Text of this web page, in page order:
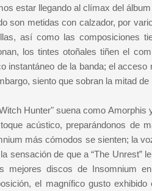
estar llegando al clímax del
son metidas con calzador, por
así como las composiciones
los tintes otoñales tiñen el
instantáneo de la banda; el acceso
siento que sobran la mitad de
Hunter" suena como Amorphis
acústico, preparándonos de
más cómodos se sienten; la
sensación de que a “The Unrest”
mejores discos de Insomnium
el magnífico gusto